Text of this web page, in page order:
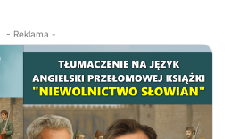
- Reklama -